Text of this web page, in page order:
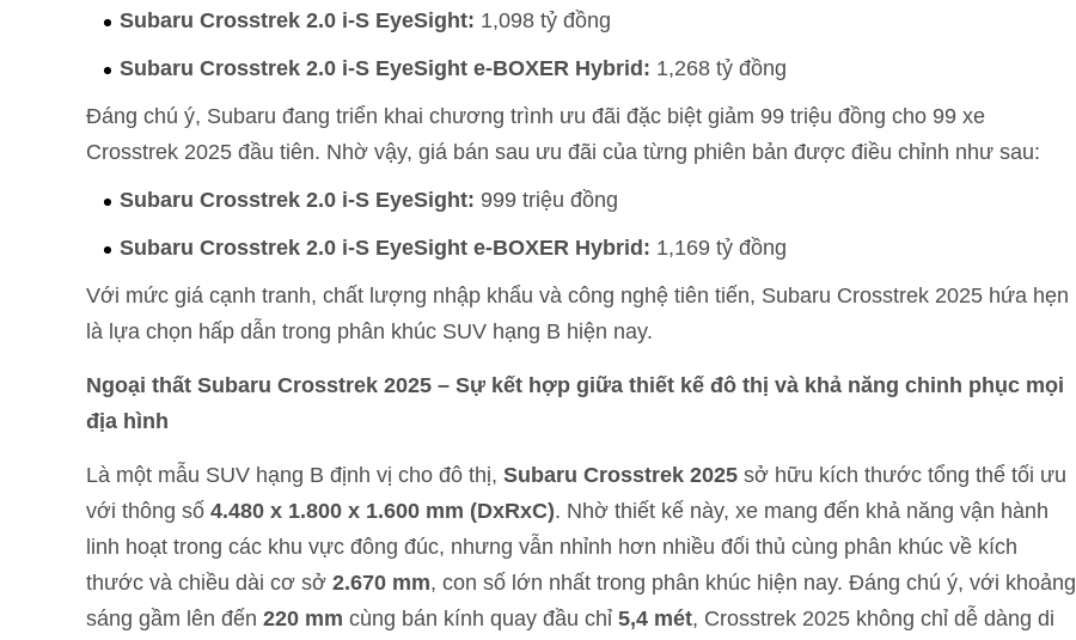
Subaru Crosstrek 2.0 i-S EyeSight: 1,098 tỷ đồng
Subaru Crosstrek 2.0 i-S EyeSight e-BOXER Hybrid: 1,268 tỷ đồng
Đáng chú ý, Subaru đang triển khai chương trình ưu đãi đặc biệt giảm 99 triệu đồng cho 99 xe
Crosstrek 2025 đầu tiên. Nhờ vậy, giá bán sau ưu đãi của từng phiên bản được điều chỉnh như sau:
Subaru Crosstrek 2.0 i-S EyeSight: 999 triệu đồng
Subaru Crosstrek 2.0 i-S EyeSight e-BOXER Hybrid: 1,169 tỷ đồng
Với mức giá cạnh tranh, chất lượng nhập khẩu và công nghệ tiên tiến, Subaru Crosstrek 2025 hứa hẹn
là lựa chọn hấp dẫn trong phân khúc SUV hạng B hiện nay.
Ngoại thất Subaru Crosstrek 2025 – Sự kết hợp giữa thiết kế đô thị và khả năng chinh phục mọi
địa hình
Là một mẫu SUV hạng B định vị cho đô thị, Subaru Crosstrek 2025 sở hữu kích thước tổng thể tối ưu
với thông số 4.480 x 1.800 x 1.600 mm (DxRxC). Nhờ thiết kế này, xe mang đến khả năng vận hành
linh hoạt trong các khu vực đông đúc, nhưng vẫn nhỉnh hơn nhiều đối thủ cùng phân khúc về kích
thước và chiều dài cơ sở 2.670 mm, con số lớn nhất trong phân khúc hiện nay. Đáng chú ý, với khoảng
sáng gầm lên đến 220 mm cùng bán kính quay đầu chỉ 5,4 mét, Crosstrek 2025 không chỉ dễ dàng di